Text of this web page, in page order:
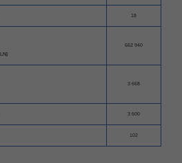
18
662 940
3 668
3 600
102